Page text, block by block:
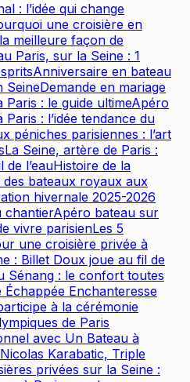
: l’idée qui change
une croisière en
meilleure façon de
Paris, sur la Seine : 1
Anniversaire en bateau
SeineDemande en mariage
: le guide ultimeApéro
: l’idée tendance du
péniches parisiennes : l’art
La Seine, artère de Paris :
de l’eauHistoire de la
bateaux royaux aux
hivernale 2025-2026
chantierApéro bateau sur
vivre parisienLes 5
une croisière privée à
: Billet Doux joue au fil de
Sénang : le confort toutes
Échappée Enchanteresse
à la cérémonie
de Paris
avec Un Bateau à
Karabatic, Triple
privées sur la Seine :